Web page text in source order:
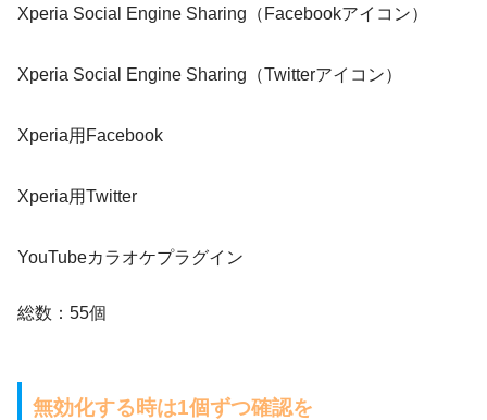
Xperia Social Engine Sharing（Facebookアイコン）
Xperia Social Engine Sharing（Twitterアイコン）
Xperia用Facebook
Xperia用Twitter
YouTubeカラオケプラグイン
総数：55個
無効化する時は1個ずつ確認を